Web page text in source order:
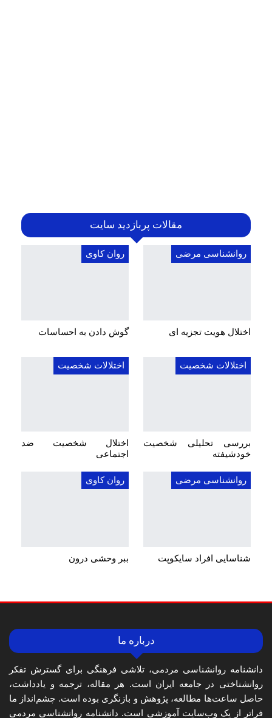
مقالات پربازدید سایت
روانشناسی مرضی
اختلال هویت تجزیه ای
روان کاوی
گوش دادن به احساسات
اختلالات شخصیت
بررسی تحلیلی شخصیت
خودشیفته
اختلالات شخصیت
اختلال شخصیت ضد
اجتماعی
روانشناسی مرضی
شناسایی افراد سایکوپت
روان کاوی
ببر وحشی درون
درباره ما
دانشنامه روانشناسی مردمی، تلاشی فرهنگی برای گسترش تفکر
روانشناختی در جامعه ایران است. هر مقاله، ترجمه و یادداشت،
حاصل ساعت‌ها مطالعه، پژوهش و بازنگری بوده است. چشم‌انداز ما
فراتر از یک وب‌سایت آموزشی است. دانشنامه روانشناسی مردمی